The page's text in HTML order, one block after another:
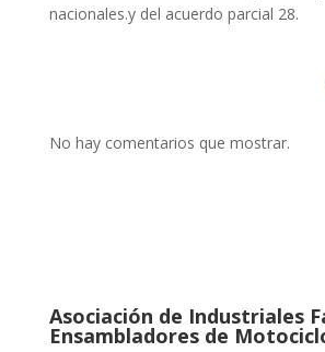
nacionales.y del acuerdo parcial 28.
No hay comentarios que mostrar.
Asociación de Industriales
Ensambladores de